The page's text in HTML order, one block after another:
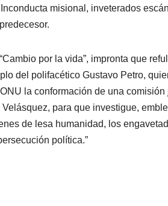
misional, inveterados
por la vida”, impronta que
del polifacético Gustavo Petro,
la conformación de una
para que investigue,
de lesa humanidad, los
política.”